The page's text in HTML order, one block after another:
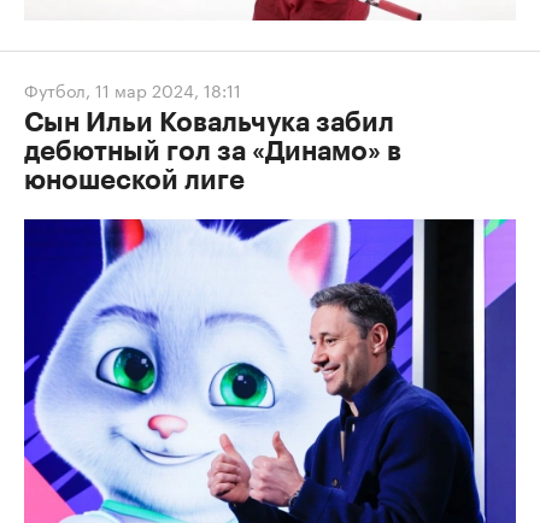
Футбол, 11 мар 2024, 18:11
Сын Ильи Ковальчука забил
дебютный гол за «Динамо» в
юношеской лиге